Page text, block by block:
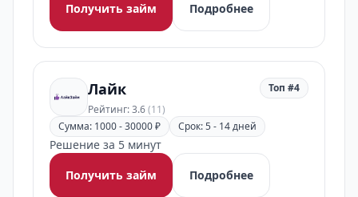
Получить займ
Подробнее
Лайк
Рейтинг: 3.6(11)
Топ #4
Сумма: 1000 - 30000 ₽ Срок: 5 - 14 дней
Решение за 5 минут
Получить займ
Подробнее